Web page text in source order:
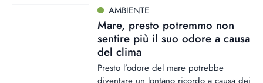
AMBIENTE
Mare, presto potremmo non
sentire più il suo odore a causa
del clima
Presto l’odore del mare potrebbe
diventare un lontano ricordo a causa dei